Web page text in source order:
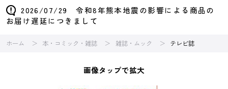
2026/07/29 令和8年熊本地震の影響による商品の
お届け遅延につきまして
ホーム 本・コミック・雑誌 雑誌・ムック テレビ誌
画像タップで拡大